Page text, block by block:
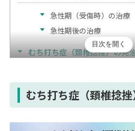
急性期（受傷時）の治療
急性期後の治療
むち打ち症（頚椎捻挫）の完
まとめ｜むち打ちを早く治す
ろう
目次を開く
むち打ち症（頚椎捻